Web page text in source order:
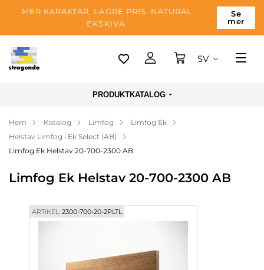
MER KARAKTÄR, LÄGRE PRIS. NATURAL
EKSKIVA.
Se
mer
Tallinn
Betalning
Om företaget
Blogg
SV
PRODUKTKATALOG
Hem Katalog Limfog
Limfog Ek
Helstav Limfog i Ek Select (AB)
Limfog Ek Helstav 20-700-2300 AB
Limfog Ek Helstav 20-700-2300 AB
ARTIKEL:2300-700-20-2PLTL